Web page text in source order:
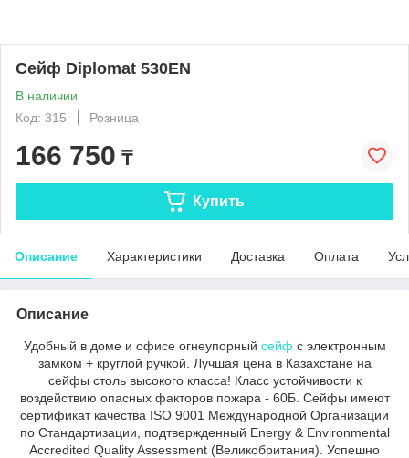
Сейф Diplomat 530EN
В наличии
Код: 315
Розница
166 750 ₸
Купить
Описание Характеристики Доставка Оплата
Описание
Удобный в доме и офисе огнеупорный сейф с электронным
замком + круглой ручкой. Лучшая цена в Казахстане на
сейфы столь высокого класса! Класс устойчивости к
воздействию опасных факторов пожара - 60Б. Сейфы имеют
сертификат качества ISO 9001 Международной Организации
по Стандартизации, подтвержденный Energy & Environmental
Accredited Quality Assessment (Великобритания). Успешно